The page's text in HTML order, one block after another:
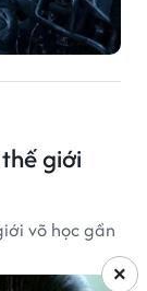
giới
võ học gần
×